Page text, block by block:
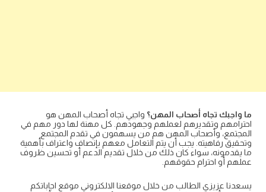
ما واجبك تجاه أصحاب المهن؟ واجبي تجاه أصحاب المهن هو
احترامهم وتقديرهم لعملهم وجهودهم. كل مهنة لها دور مهم في
المجتمع، وأصحاب المهن هم من يسهمون في تقدم المجتمع
وتحقيق رفاهيته. يجب أن يتم التعامل معهم بإنصاف واعتراف بأهمية
ما يقدمونه، سواء كان ذلك من خلال تقديم الدعم أو تحسين ظروف
عملهم أو احترام حقوقهم.
يسعدنا عزيزي الطالب من خلال موقعنا الالكتروني موقع اجاباتكم